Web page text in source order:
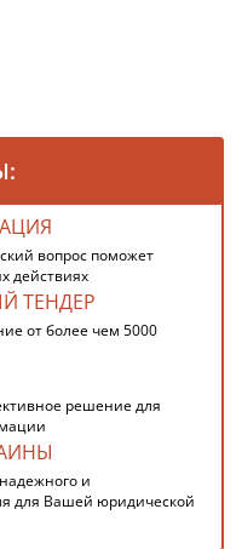
вопрос поможет
действиях
ТЕНДЕР
от более чем 5000
решение для
и
для Вашей юридической